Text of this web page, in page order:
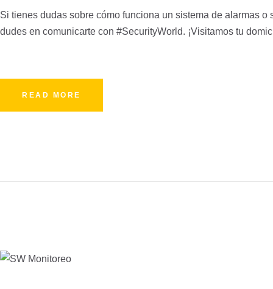
Si tienes dudas sobre cómo funciona un sistema de alarmas o
dudes en comunicarte con #SecurityWorld. ¡Visitamos tu
READ MORE